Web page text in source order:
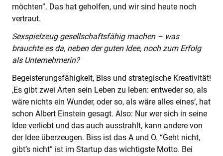
möchten”. Das hat geholfen, und wir sind heute noch
vertraut.
Sexspielzeug gesellschaftsfähig machen – was
brauchte es da, neben der guten Idee, noch zum Erfolg
als Unternehmerin?
Begeisterungsfähigkeit, Biss und strategische Kreativität!
‚Es gibt zwei Arten sein Leben zu leben: entweder so, als
wäre nichts ein Wunder, oder so, als wäre alles eines‘, hat
schon Albert Einstein gesagt. Also: Nur wer sich in seine
Idee verliebt und das auch ausstrahlt, kann andere von
der Idee überzeugen. Biss ist das A und O. “Geht nicht,
gibt’s nicht” ist im Startup das wichtigste Motto. Bei